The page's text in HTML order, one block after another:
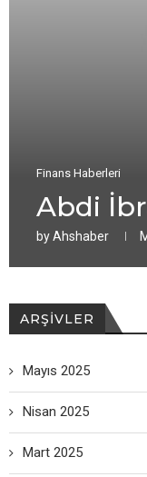
Finans Haberleri
Abdi
byAhshaber
ARŞIVLER
Mayıs 2025
Nisan 2025
Mart 2025